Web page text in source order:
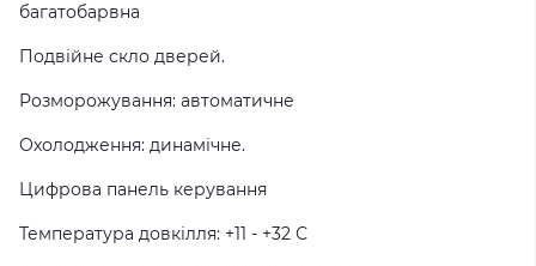
багатобарвна
Подвійне скло дверей.
Розморожування: автоматичне
Охолодження: динамічне.
Цифрова панель керування
Температура довкілля: +11 - +32 С